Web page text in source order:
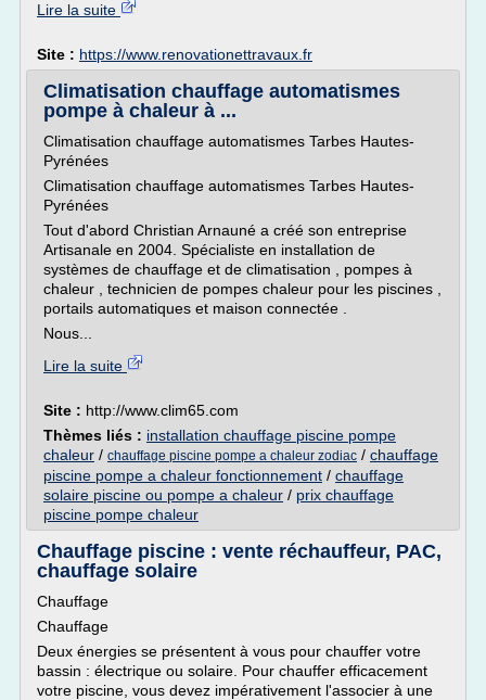
Lire la suite
Site : https://www.renovationettravaux.fr
Climatisation chauffage automatismes
pompe à chaleur à ...
Climatisation chauffage automatismes Tarbes Hautes-
Pyrénées
Climatisation chauffage automatismes Tarbes Hautes-
Pyrénées
Tout d'abord Christian Arnauné a créé son entreprise
Artisanale en 2004. Spécialiste en installation de
systèmes de chauffage et de climatisation , pompes à
chaleur , technicien de pompes chaleur pour les piscines ,
portails automatiques et maison connectée .
Nous...
Lire la suite
Site : http://www.clim65.com
Thèmes liés : installation chauffage piscine pompe
chaleur / chauffage piscine pompe a chaleur zodiac / chauffage
piscine pompe a chaleur fonctionnement / chauffage
solaire piscine ou pompe a chaleur / prix chauffage
piscine pompe chaleur
Chauffage piscine : vente réchauffeur, PAC,
chauffage solaire
Chauffage
Chauffage
Deux énergies se présentent à vous pour chauffer votre
bassin : électrique ou solaire. Pour chauffer efficacement
votre piscine, vous devez impérativement l'associer à une